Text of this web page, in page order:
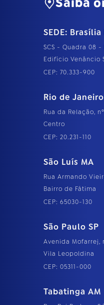
SEDE: Brasília
SCS - Quadra 08 -
Edifício Venâncio
CEP: 70.333-900
Rio de Janeiro
Rua da Relação,
Centro
CEP: 20.231-110
São Luís MA
Rua Armando
Bairro de Fátima
CEP: 65030-130
São Paulo SP
Avenida Mofarrej,
Vila Leopoldina
CEP: 05311-000
Tabatinga AM